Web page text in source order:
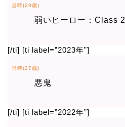
当時(29歳)
弱いヒーロー：Class 2
[/ti] [ti label=”2023年”]
当時(27歳)
悪鬼
[/ti] [ti label=”2022年”]